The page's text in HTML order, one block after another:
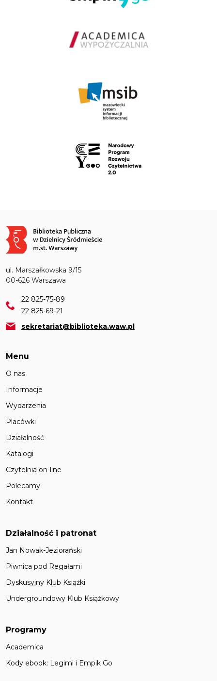
Obraz
ul. Marszałkowska 9/15
00-626 Warszawa
22 825-75-89
22 825-69-21
sekretariat@biblioteka.waw.pl
Menu
O nas
Informacje
Wydarzenia
Placówki
Działalność
Katalogi
Czytelnia on-line
Polecamy
Kontakt
Działalność i patronat
Jan Nowak-Jeziorański
Piwnica pod Regałami
Dyskusyjny Klub Książki
Undergroundowy Klub Książkowy
Programy
Academica
Kody ebook: Legimi i Empik Go